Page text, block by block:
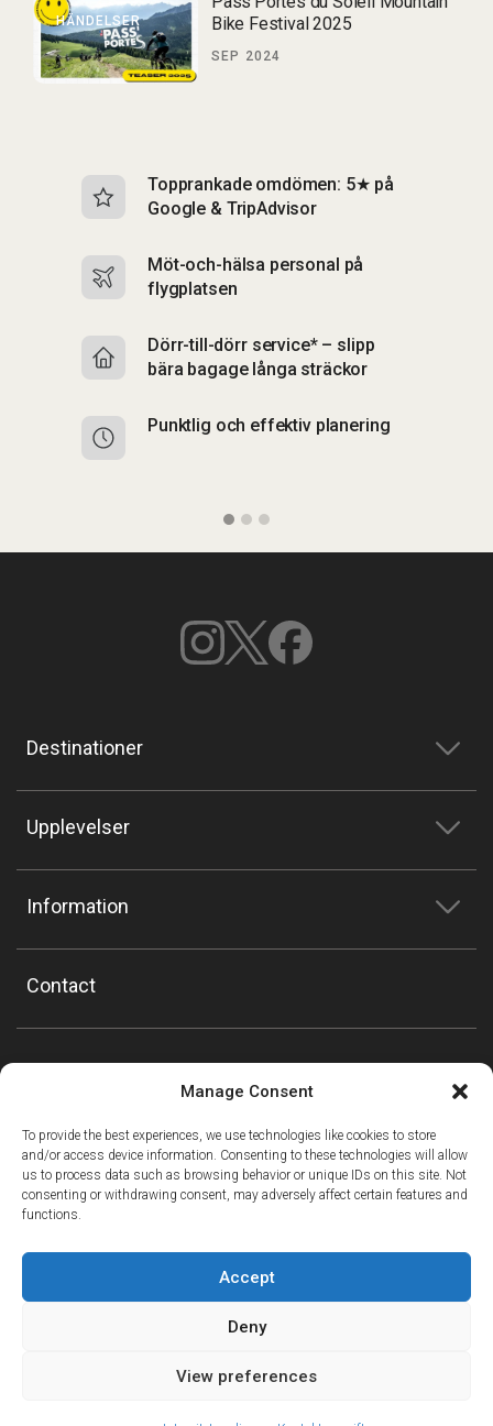
Manage Consent
To provide the best experiences, we use technologies like cookies to store
and/or access device information. Consenting to these technologies will allow
us to process data such as browsing behavior or unique IDs on this site. Not
consenting or withdrawing consent, may adversely affect certain features and
functions.
Accept
Deny
View preferences
HÄNDELSER
Bike Festival 2025
SEP 2024
Topprankade omdömen: 5★ på
Google & TripAdvisor
Möt-och-hälsa personal på
flygplatsen
Dörr-till-dörr service* – slipp
bära bagage långa sträckor
Punktlig och effektiv planering
Destinationer
Upplevelser
Information
Contact
© Copyright Mountain Drop-offs Ltd 2016-2024
The new European Entry/Exit System is now in place.